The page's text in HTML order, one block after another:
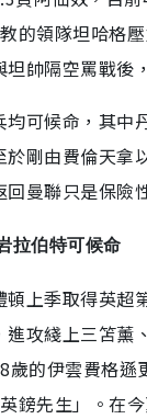
的領隊坦哈格
帥隔空罵戰後
均可候命，其中
於剛由費倫天拿
曼聯只是保險
拉伯特可候命
頓上季取得英超
進攻綫上三笘薰
歲的伊雲費格
鎊先生」。在